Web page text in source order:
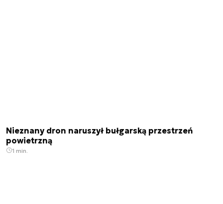
Nieznany dron naruszył bułgarską przestrzeń
powietrzną
1 min.